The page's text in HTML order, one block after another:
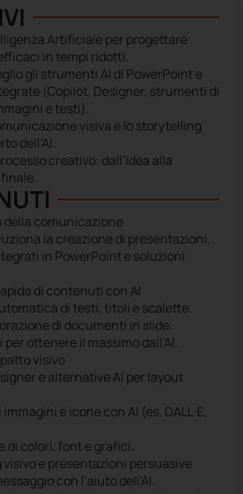
Artificiale per progettare
in tempi ridotti.
gli strumenti AI di PowerPoint e
(Copilot, Designer, strumenti di
e testi).
visiva e lo storytelling
dell’AI.
creativo: dall’idea alla
della comunicazione
la creazione di presentazioni.
in PowerPoint e soluzioni
di contenuti con AI
di testi, titoli e scalette.
di documenti in slide.
ottenere il massimo dall’AI.
visivo
e alternative AI per layout
e icone con AI (es. DALL·E,
di colori, font e grafici.
e presentazioni persuasive
con l’aiuto dell’AI.